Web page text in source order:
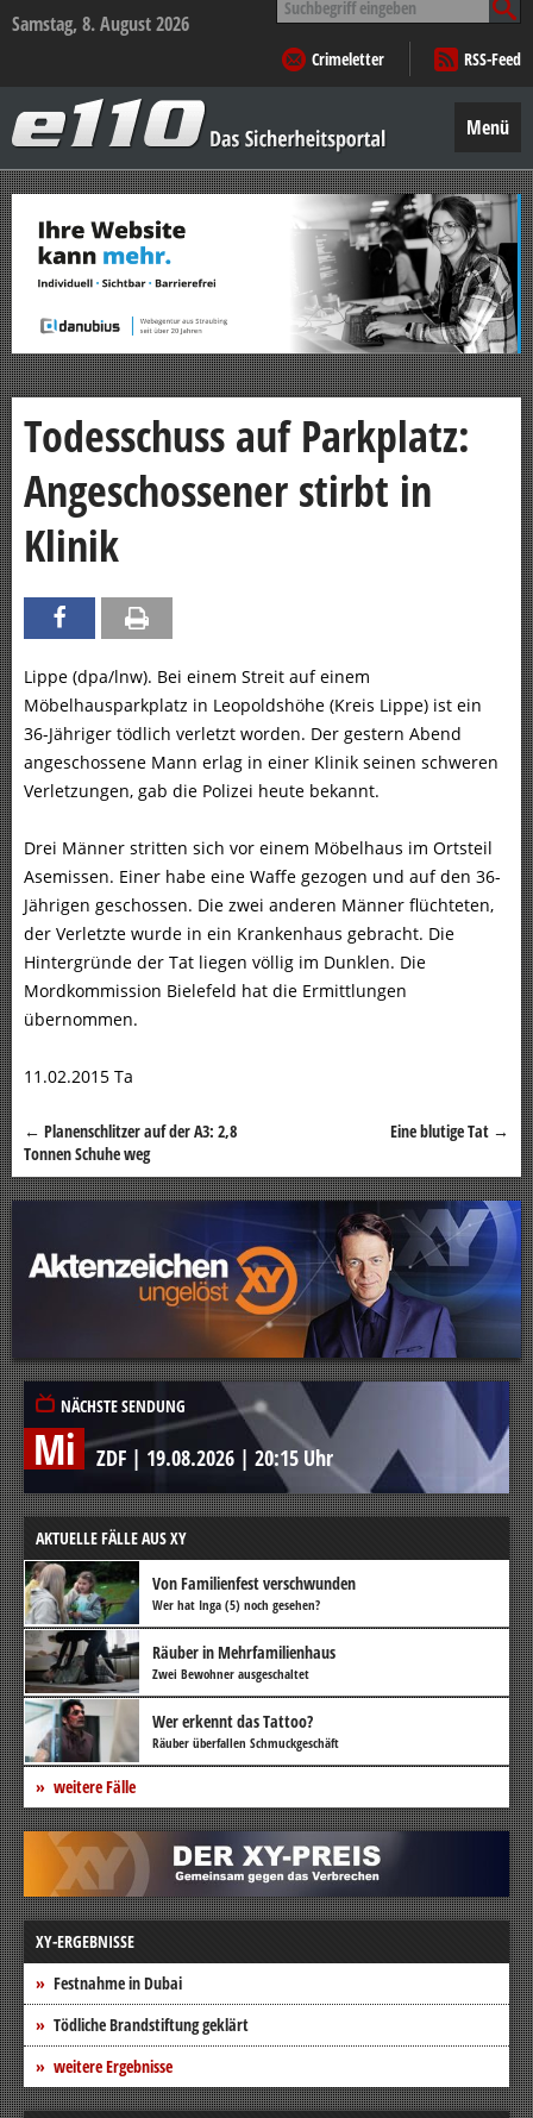
Samstag, 8. August 2026
nach:
Crimeletter
RSS-Feed
–
Das
Sicherheitsportal
Menü
Zum
Inhalt
springen
Todesschuss auf Parkplatz:
Angeschossener stirbt in
Klinik
Lippe (dpa/lnw). Bei einem Streit auf einem
Möbelhausparkplatz in Leopoldshöhe (Kreis Lippe) ist ein
36-Jähriger tödlich verletzt worden. Der gestern Abend
angeschossene Mann erlag in einer Klinik seinen schweren
Verletzungen, gab die Polizei heute bekannt.
Drei Männer stritten sich vor einem Möbelhaus im Ortsteil
Asemissen. Einer habe eine Waffe gezogen und auf den 36-
Jährigen geschossen. Die zwei anderen Männer flüchteten,
der Verletzte wurde in ein Krankenhaus gebracht. Die
Hintergründe der Tat liegen völlig im Dunklen. Die
Mordkommission Bielefeld hat die Ermittlungen
übernommen.
11.02.2015 Ta
Beitragsnavigation
← Planenschlitzer auf der A3: 2,8
Tonnen Schuhe weg
Eine blutige Tat →
NÄCHSTE SENDUNG
Mi ZDF | 19.08.2026 | 20:15 Uhr
AKTUELLE FÄLLE AUS XY
Von Familienfest verschwunden
Wer hat Inga (5) noch gesehen?
Räuber in Mehrfamilienhaus
Zwei Bewohner ausgeschaltet
Wer erkennt das Tattoo?
Räuber überfallen Schmuckgeschäft
weitere Fälle
XY-ERGEBNISSE
Festnahme in Dubai
Tödliche Brandstiftung geklärt
weitere Ergebnisse